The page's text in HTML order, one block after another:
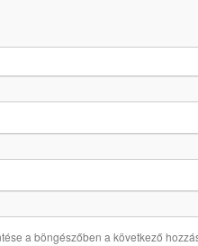
a böngészőben a következő